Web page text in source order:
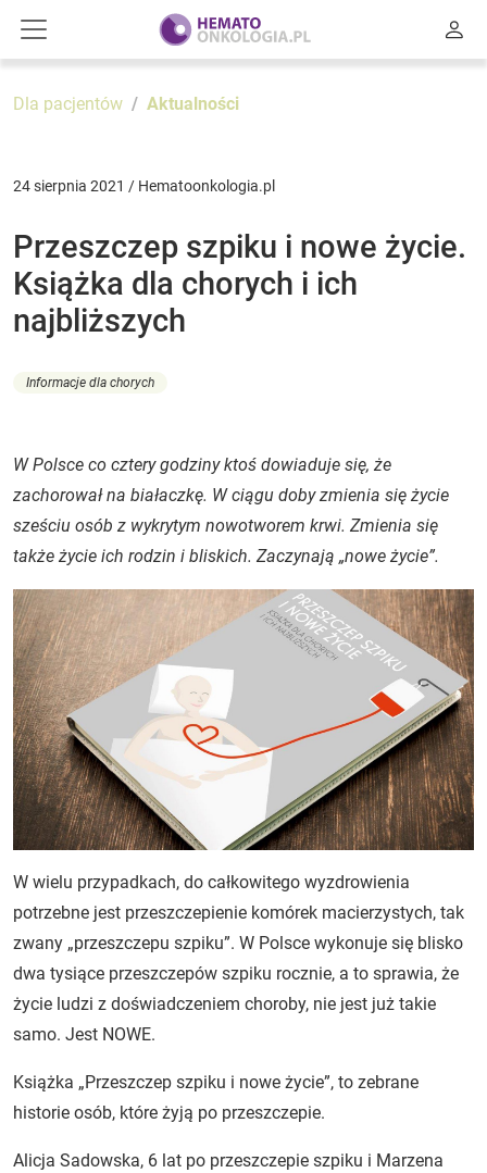
Dla pacjentów Aktualności
24 sierpnia 2021 / Hematoonkologia.pl
Przeszczep szpiku i nowe życie.
Książka dla chorych i ich
najbliższych
Informacje dla chorych
W Polsce co cztery godziny ktoś dowiaduje się, że
zachorował na białaczkę. W ciągu doby zmienia się życie
sześciu osób z wykrytym nowotworem krwi. Zmienia się
także życie ich rodzin i bliskich. Zaczynają „nowe życie”.
W wielu przypadkach, do całkowitego wyzdrowienia
potrzebne jest przeszczepienie komórek macierzystych, tak
zwany „przeszczepu szpiku”. W Polsce wykonuje się blisko
dwa tysiące przeszczepów szpiku rocznie, a to sprawia, że
życie ludzi z doświadczeniem choroby, nie jest już takie
samo. Jest NOWE.
Książka „Przeszczep szpiku i nowe życie”, to zebrane
historie osób, które żyją po przeszczepie.
Alicja Sadowska, 6 lat po przeszczepie szpiku i Marzena